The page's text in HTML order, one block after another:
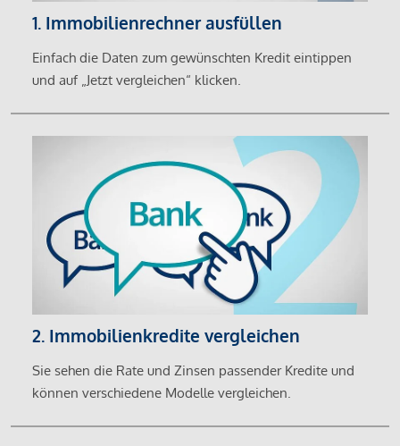
1. Immobilienrechner ausfüllen
Einfach die Daten zum gewünschten Kredit eintippen
und auf „Jetzt vergleichen“ klicken.
2. Immobilienkredite vergleichen
Sie sehen die Rate und Zinsen passender Kredite und
können verschiedene Modelle vergleichen.